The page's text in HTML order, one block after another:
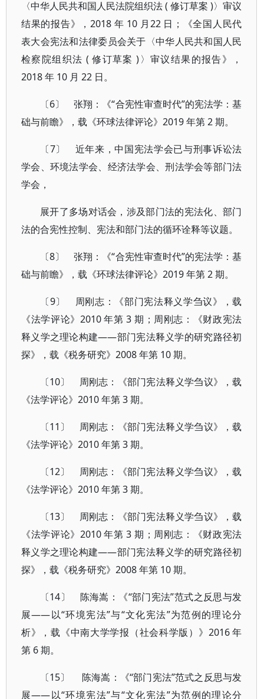
〈中华人民共和国人民法院组织法 ( 修订草案 )〉审议
结果的报告》，2018 年 10 月22 日；《全国人民代
表大会宪法和法律委员会关于〈中华人民共和国人民
检察院组织法 ( 修订草案 )〉审议结果的报告》，
2018 年 10 月 22 日。
〔6〕 张翔：《“合宪性审查时代”的宪法学：基
础与前瞻》，载《环球法律评论》2019 年第 2 期。
〔7〕 近年来，中国宪法学会已与刑事诉讼法
学会、环境法学会、经济法学会、刑法学会等部门法
学会，
展开了多场对话会，涉及部门法的宪法化、部门
法的合宪性控制、宪法和部门法的循环诠释等议题。
〔8〕 张翔：《“合宪性审查时代”的宪法学：基
础与前瞻》，载《环球法律评论》2019 年第 2 期。
〔9〕 周刚志：《部门宪法释义学刍议》，载
《法学评论》2010 年第 3 期；周刚志：《财政宪法
释义学之理论构建——部门宪法释义学的研究路径初
探》，载《税务研究》2008 年第 10 期。
〔10〕 周刚志：《部门宪法释义学刍议》，载
《法学评论》2010 年第 3 期。
〔11〕 周刚志：《部门宪法释义学刍议》，载
《法学评论》2010 年第 3 期。
〔12〕 周刚志：《部门宪法释义学刍议》，载
《法学评论》2010 年第 3 期。
〔13〕 周刚志：《部门宪法释义学刍议》，载
《法学评论》2010 年第 3 期；周刚志：《财政宪法
释义学之理论构建——部门宪法释义学的研究路径初
探》，载《税务研究》2008 年第 10 期。
〔14〕 陈海嵩：《“部门宪法”范式之反思与发
展——以“环境宪法”与“文化宪法”为范例的理论分
析》，载《中南大学学报（社会科学版）》2016 年
第 6 期。
〔15〕 陈海嵩：《“部门宪法”范式之反思与发
展——以“环境宪法”与“文化宪法”为范例的理论分